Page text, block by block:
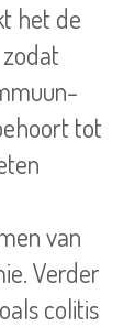
het de
tot
van
Verder
colitis